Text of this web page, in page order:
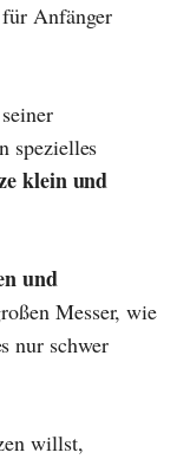
Anfänger
spezielles
klein und
und
Messer, wie
nur schwer
willst,